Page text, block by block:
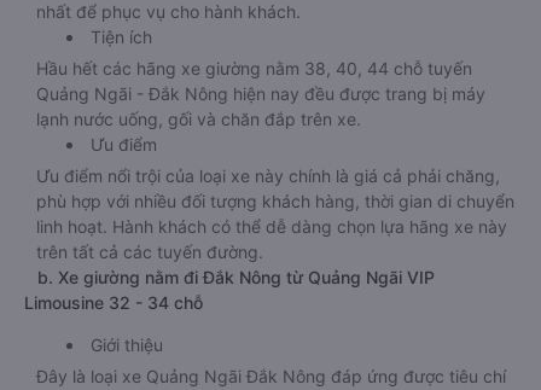
nhất để phục vụ cho hành khách.
Tiện ích
Hầu hết các hãng xe giường nằm 38, 40, 44 chỗ tuyến
Quảng Ngãi - Đắk Nông hiện nay đều được trang bị máy
lạnh nước uống, gối và chăn đắp trên xe.
Ưu điểm
Ưu điểm nổi trội của loại xe này chính là giá cả phải chăng,
phù hợp với nhiều đối tượng khách hàng, thời gian di chuyển
linh hoạt. Hành khách có thể dễ dàng chọn lựa hãng xe này
trên tất cả các tuyến đường.
b. Xe giường nằm đi Đắk Nông từ Quảng Ngãi VIP
Limousine 32 - 34 chỗ
Giới thiệu
Đây là loại xe Quảng Ngãi Đắk Nông đáp ứng được tiêu chí